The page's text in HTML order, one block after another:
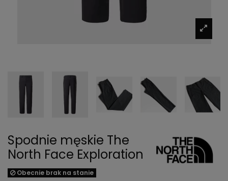
Spodnie męskie The
North Face Exploration
Obecnie brak na stanie